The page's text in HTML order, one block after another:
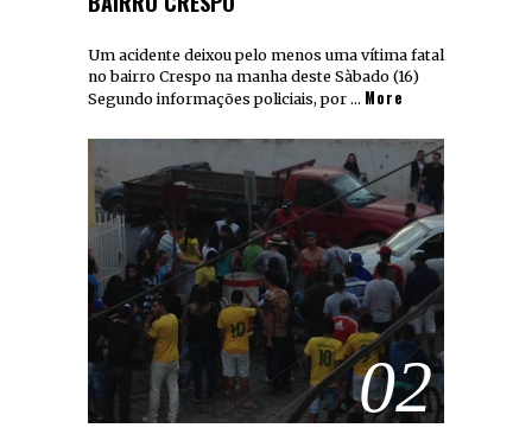
Um acidente deixou pelo menos uma vítima fatal
no bairro Crespo na manha deste Sàbado (16)
Segundo informações policiais, por … More
02